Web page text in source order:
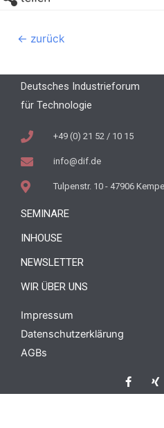
← zurück
Deutsches Industrieforum
für Technologie
+49 (0) 21 52 / 10 15
info@dif.de
Tulpenstr. 10 - 47906
SEMINARE
INHOUSE
NEWSLETTER
WIR ÜBER UNS
Impressum
Datenschutzerklärung
AGBs